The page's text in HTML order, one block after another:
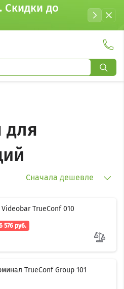
до
для
Сначала дешевле
TrueConf 010
576 руб.
TrueConf Group 101